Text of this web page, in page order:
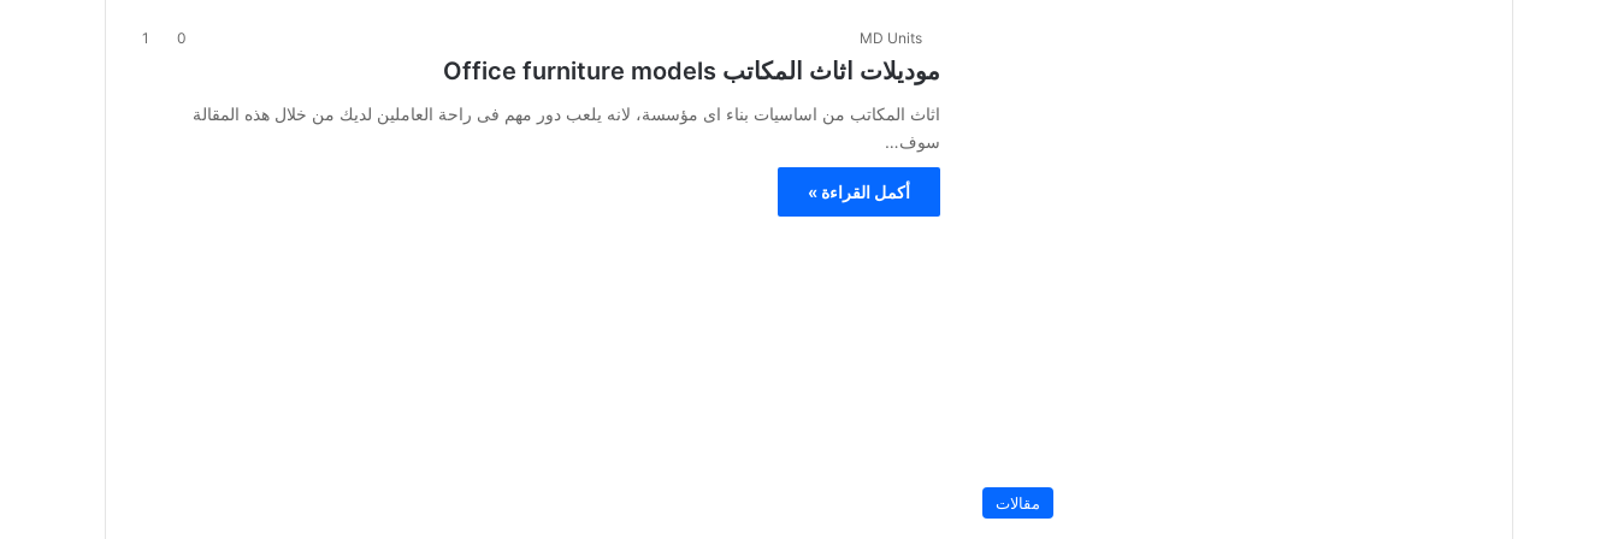
مقالات
MD Units
0
1
موديلات اثاث المكاتب Office furniture models
اثاث المكاتب من اساسيات بناء اى مؤسسة، لانه يلعب دور مهم فى راحة العاملين لديك من خلال هذه المقالة
سوف…
أكمل القراءة »